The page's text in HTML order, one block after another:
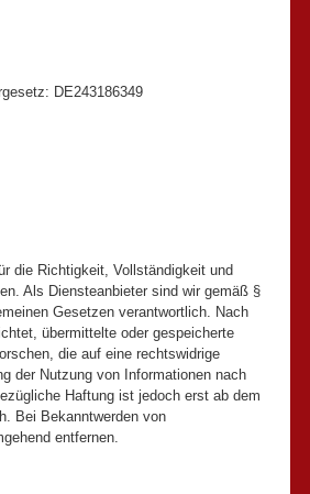
DE243186349
die Richtigkeit, Vollständigkeit und
Als Diensteanbieter sind wir gemäß §
Gesetzen verantwortlich. Nach
übermittelte oder gespeicherte
die auf eine rechtswidrige
der Nutzung von Informationen nach
Haftung ist jedoch erst ab dem
Bei Bekanntwerden von
entfernen.